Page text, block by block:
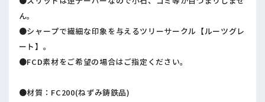
ん。
●シャープで繊細な印象を与えるツリーサークル【ルーツグレ
ート】。
●FCD素材をご希望の場合はご指定ください。
●材質：FC200(ねずみ鋳鉄品)